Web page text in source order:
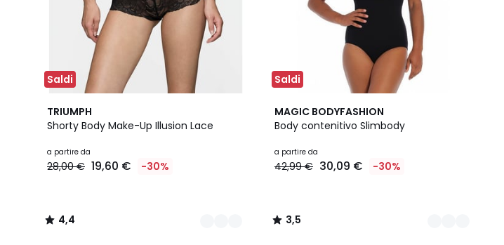
Saldi
TRIUMPH
Shorty Body Make-Up Illusion Lace
a partire da
28,00 € 19,60 € -30%
4,4
/ 5
2
Colori
4,4
/
Saldi
MAGIC BODYFASHION
Body contenitivo Slimbody
a partire da
42,99 € 30,09 € -30%
3,5
/ 5
2
Colori
3,5
/